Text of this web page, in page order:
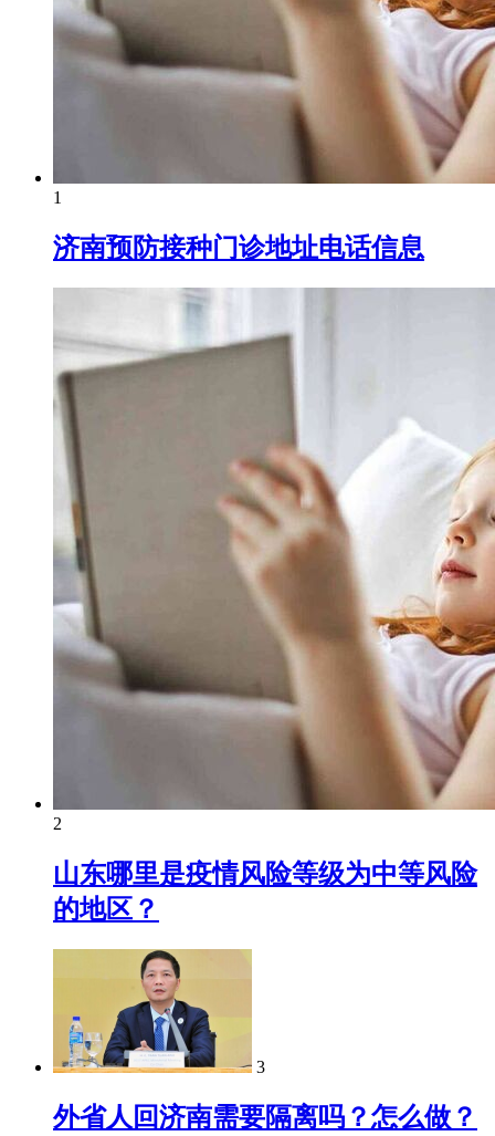
1
济南预防接种门诊地址电话信息
2
山东哪里是疫情风险等级为中等风险
的地区？
3
外省人回济南需要隔离吗？怎么做？